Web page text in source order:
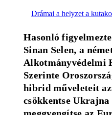
Drámai a helyzet a
Hasonló
Sinan Selen, a
Alkotmányvédelmi
Szerinte
hibrid műveleteit
csökkentse
meggyengítse az